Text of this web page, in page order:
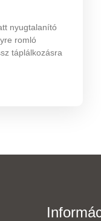
nyugtalanító
romló
táplálkozásra